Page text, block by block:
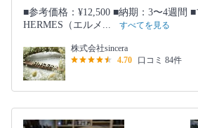
■参考価格：¥12,500 ■納期：3〜4週間 ■
HERMES（エルメ...
すべてを見る
株式会社sincera
4.70
口コミ 84件